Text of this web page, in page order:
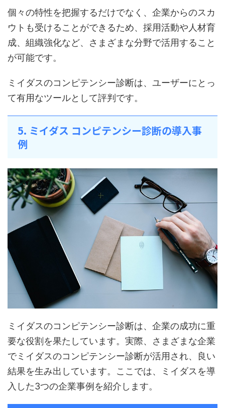
個々の特性を把握するだけでなく、企業からのスカ
ウトも受けることができるため、採用活動や人材育
成、組織強化など、さまざまな分野で活用すること
が可能です。
ミイダスのコンピテンシー診断は、ユーザーにとっ
て有用なツールとして評判です。
5. ミイダス コンピテンシー診断の導入事
例
ミイダスのコンピテンシー診断は、企業の成功に重
要な役割を果たしています。実際、さまざまな企業
でミイダスのコンピテンシー診断が活用され、良い
結果を生み出しています。ここでは、ミイダスを導
入した3つの企業事例を紹介します。